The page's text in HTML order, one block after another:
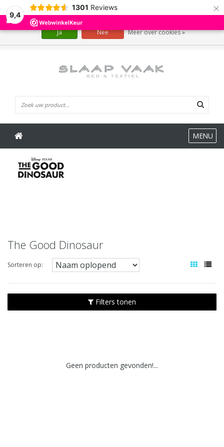
9,4
1301 Reviews ×
MENU
The Good Dinosaur
Sorteren op:
Filters tonen
Geen producten gevonden!...
Wij slaan cookies op om onze website te verbeteren. Is dat akkoord?
Ja Nee Meer over cookies »